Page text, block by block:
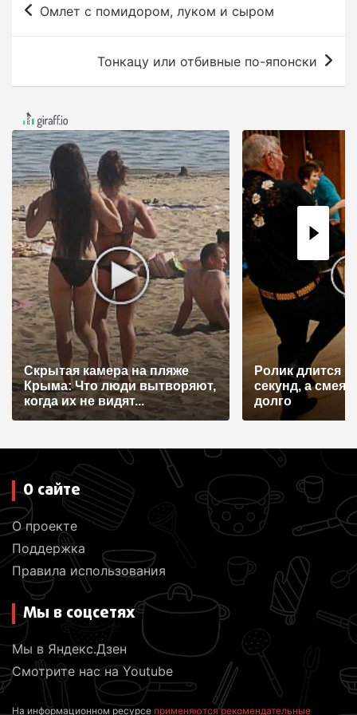
а
ц
и
я
п
о
з
а
п
и
с
я
Омлет с помидором, луком и сыром
Тонкацу или отбивные по-японски
Скрытая камера на пляже
Крыма: Что люди вытворяют,
когда их не видят...
Ролик длится
секунд, а
долго
О сайте
О проекте
Поддержка
Правила использования
Мы в соцсетях
Мы в Яндекс.Дзен
Смотрите нас на Youtube
На информационном ресурсе применяются рекомендательные